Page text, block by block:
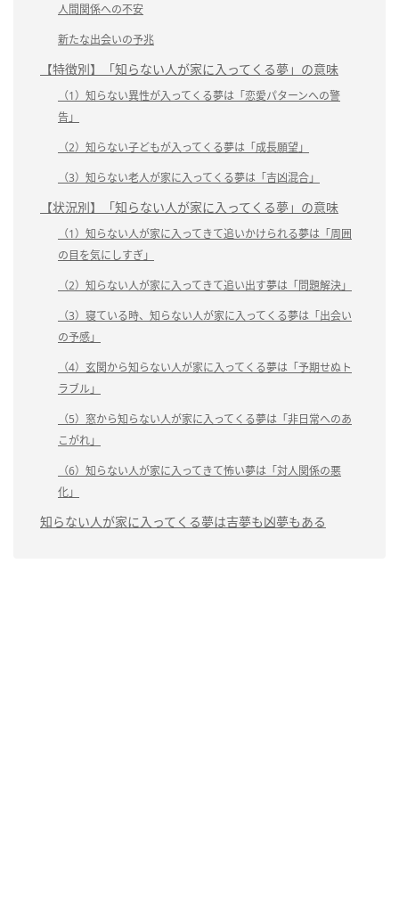
人間関係への不安
新たな出会いの予兆
【特徴別】「知らない人が家に入ってくる夢」の意味
（1）知らない異性が入ってくる夢は「恋愛パターンへの警
告」
（2）知らない子どもが入ってくる夢は「成長願望」
（3）知らない老人が家に入ってくる夢は「吉凶混合」
【状況別】「知らない人が家に入ってくる夢」の意味
（1）知らない人が家に入ってきて追いかけられる夢は「周囲
の目を気にしすぎ」
（2）知らない人が家に入ってきて追い出す夢は「問題解決」
（3）寝ている時、知らない人が家に入ってくる夢は「出会い
の予感」
（4）玄関から知らない人が家に入ってくる夢は「予期せぬト
ラブル」
（5）窓から知らない人が家に入ってくる夢は「非日常へのあ
こがれ」
（6）知らない人が家に入ってきて怖い夢は「対人関係の悪
化」
知らない人が家に入ってくる夢は吉夢も凶夢もある